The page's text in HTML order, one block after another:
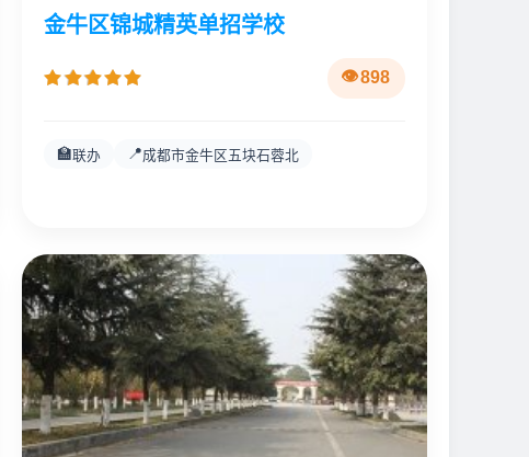
金牛区锦城精英单招学校
898
🏫联办 📍成都市金牛区五块石蓉北